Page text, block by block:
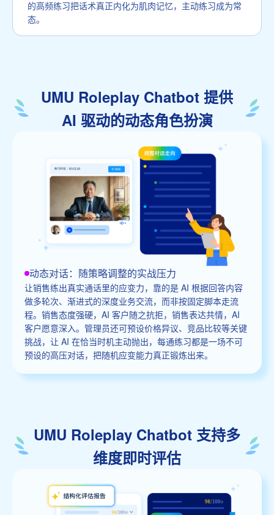
的高频练习把话术真正内化为肌肉记忆，主动练习成为常
态。
UMU Roleplay Chatbot 提供
AI 驱动的动态角色扮演
动态对话：随策略调整的实战压力
让销售练出真实通话里的应变力，靠的是 AI 根据回答内容
做多轮次、渐进式的深度业务交流，而非按固定脚本走流
程。销售态度强硬，AI 客户随之抗拒，销售表达共情，AI
客户愿意深入。管理员还可预设价格异议、竞品比较等关键
挑战，让 AI 在恰当时机主动抛出，每通练习都是一场不可
预设的高压对话，把随机应变能力真正锻炼出来。
UMU Roleplay Chatbot 支持多
维度即时评估